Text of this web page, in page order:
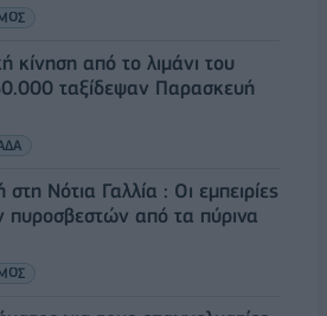
κίνηση από το λιμάνι του
ταξίδεψαν Παρασκευή
Νότια Γαλλία : Οι εμπειρίες
πυροσβεστών από τα πύρινα